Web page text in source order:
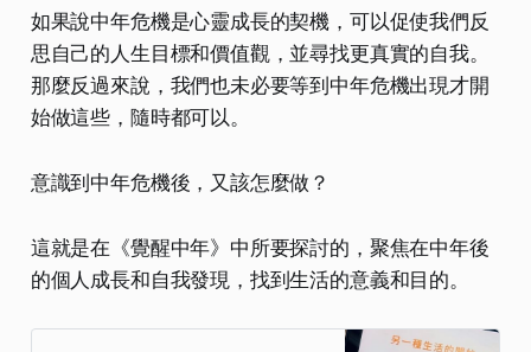
如果說中年危機是心靈成長的契機，可以促使我們反
思自己的人生目標和價值觀，並尋找更真實的自我。
那麼反過來說，我們也未必要等到中年危機出現才開
始做這些，隨時都可以。
意識到中年危機後，又該怎麼做？
這就是在《覺醒中年》中所要探討的，聚焦在中年後
的個人成長和自我發現，找到生活的意義和目的。